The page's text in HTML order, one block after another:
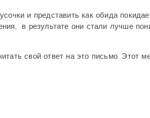
и представить как обида
в результате они стали лучше
свой ответ на это письмо. Этот